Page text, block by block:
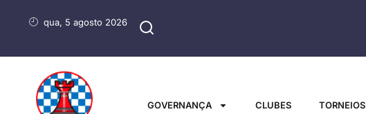
qua, 5 agosto 2026
GOVERNANÇA CLUBES TORNEIOS